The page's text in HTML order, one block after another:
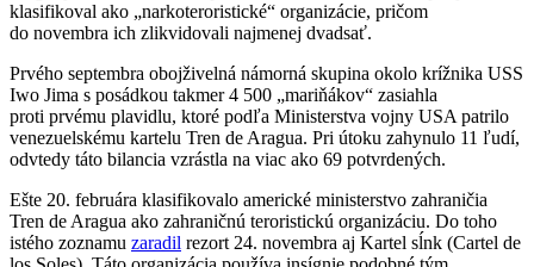
klasifikoval ako „narkoteroristické“ organizácie, pričom
do novembra ich zlikvidovali najmenej dvadsať.
Prvého septembra obojživelná námorná skupina okolo krížnika USS
Iwo Jima s posádkou takmer 4 500 „mariňákov“ zasiahla
proti prvému plavidlu, ktoré podľa Ministerstva vojny USA patrilo
venezuelskému kartelu Tren de Aragua. Pri útoku zahynulo 11 ľudí,
odvtedy táto bilancia vzrástla na viac ako 69 potvrdených.
Ešte 20. februára klasifikovalo americké ministerstvo zahraničia
Tren de Aragua ako zahraničnú teroristickú organizáciu. Do toho
istého zoznamu zaradil rezort 24. novembra aj Kartel sĺnk (Cartel de